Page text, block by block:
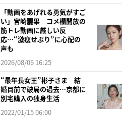
「動画をあげれる勇気がすご
い」宮崎麗果 コメ欄開放の
筋トレ動画に厳しい反
応…“激痩せぶり”に心配の
声も
2026/08/06 16:25
“最年長女王”彬子さま 結
婚目前で破局の過去…京都に
別宅購入の独身生活
2022/01/15 06:00